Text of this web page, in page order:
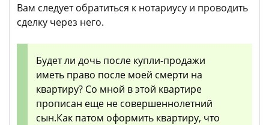
Вам следует обратиться к нотариусу и проводить
сделку через него.
Будет ли дочь после купли-продажи
иметь право после моей смерти на
квартиру? Со мной в этой квартире
прописан еще не совершеннолетний
сын.Как патом оформить квартиру, что